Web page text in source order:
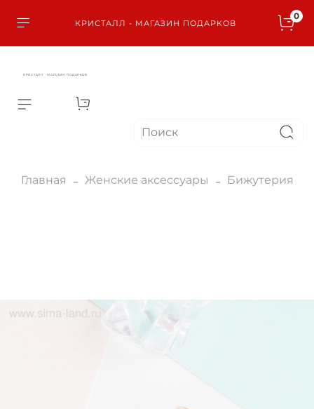
КРИСТАЛЛ - МАГАЗИН ПОДАРКОВ
0
КРИСТАЛЛ - МАГАЗИН ПОДАРКОВ
Главная Женские аксессуары Бижутерия